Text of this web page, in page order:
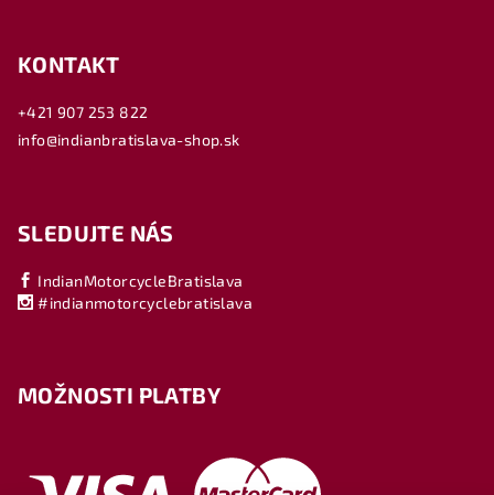
KONTAKT
+421 907 253 822
info@indianbratislava-shop.sk
SLEDUJTE NÁS
IndianMotorcycleBratislava
#indianmotorcyclebratislava
MOŽNOSTI PLATBY